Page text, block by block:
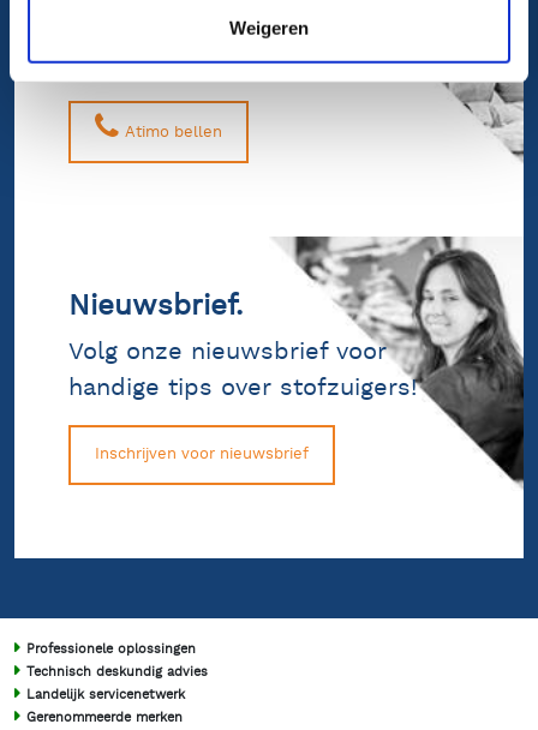
Weigeren
Bel ons op 072 562 80 88
en spreek een specialist
Atimo bellen
Nieuwsbrief.
Volg onze nieuwsbrief voor
handige tips over stofzuigers!
Inschrijven voor nieuwsbrief
Professionele oplossingen
Technisch deskundig advies
Landelijk servicenetwerk
Gerenommeerde merken